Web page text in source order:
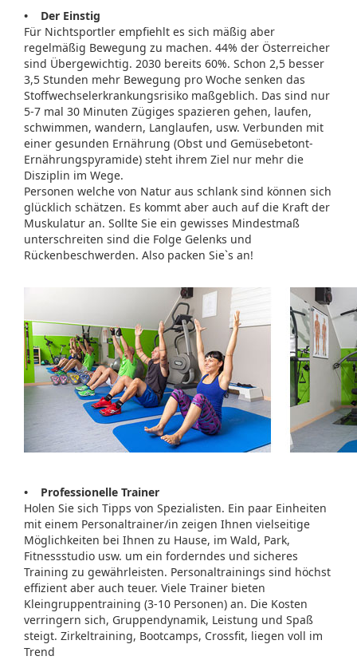
• Der Einstig
Für Nichtsportler empfiehlt es sich mäßig aber
regelmäßig Bewegung zu machen. 44% der Österreicher
sind Übergewichtig. 2030 bereits 60%. Schon 2,5 besser
3,5 Stunden mehr Bewegung pro Woche senken das
Stoffwechselerkrankungsrisiko maßgeblich. Das sind nur
5-7 mal 30 Minuten Zügiges spazieren gehen, laufen,
schwimmen, wandern, Langlaufen, usw. Verbunden mit
einer gesunden Ernährung (Obst und Gemüsebetont-
Ernährungspyramide) steht ihrem Ziel nur mehr die
Disziplin im Wege.
Personen welche von Natur aus schlank sind können sich
glücklich schätzen. Es kommt aber auch auf die Kraft der
Muskulatur an. Sollte Sie ein gewisses Mindestmaß
unterschreiten sind die Folge Gelenks und
Rückenbeschwerden. Also packen Sie`s an!
• Professionelle Trainer
Holen Sie sich Tipps von Spezialisten. Ein paar Einheiten
mit einem Personaltrainer/in zeigen Ihnen vielseitige
Möglichkeiten bei Ihnen zu Hause, im Wald, Park,
Fitnessstudio usw. um ein forderndes und sicheres
Training zu gewährleisten. Personaltrainings sind höchst
effizient aber auch teuer. Viele Trainer bieten
Kleingruppentraining (3-10 Personen) an. Die Kosten
verringern sich, Gruppendynamik, Leistung und Spaß
steigt. Zirkeltraining, Bootcamps, Crossfit, liegen voll im
Trend